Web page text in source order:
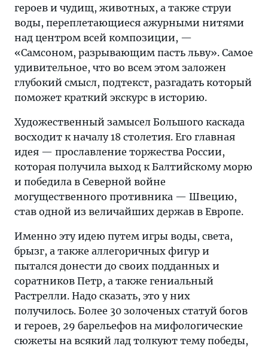
героев и чудищ, животных, а также струи
воды, переплетающиеся ажурными нитями
над центром всей композиции, —
«Самсоном, разрывающим пасть льву». Самое
удивительное, что во всем этом заложен
глубокий смысл, подтекст, разгадать который
поможет краткий экскурс в историю.
Художественный замысел Большого каскада
восходит к началу 18 столетия. Его главная
идея — прославление торжества России,
которая получила выход к Балтийскому морю
и победила в Северной войне
могущественного противника — Швецию,
став одной из величайших держав в Европе.
Именно эту идею путем игры воды, света,
брызг, а также аллегоричных фигур и
пытался донести до своих подданных и
соратников Петр, а также гениальный
Растрелли. Надо сказать, это у них
получилось. Более 30 золоченых статуй богов
и героев, 29 барельефов на мифологические
сюжеты на всякий лад толкуют тему победы,